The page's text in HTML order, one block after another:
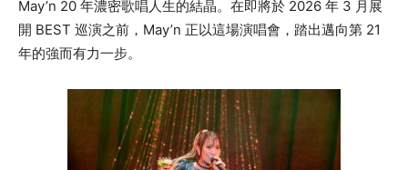
May’n 20 年濃密歌唱人生的結晶。在即將於 2026 年 3 月展
開 BEST 巡演之前，May’n 正以這場演唱會，踏出邁向第 21
年的強而有力一步。